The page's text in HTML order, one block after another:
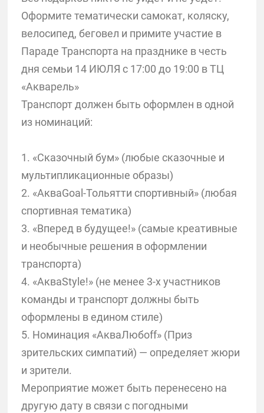
Оформите тематически самокат, коляску,
велосипед, беговел и примите участие в
Параде Транспорта на празднике в честь
дня семьи 14 ИЮЛЯ с 17:00 до 19:00 в ТЦ
«Акварель»
Транспорт должен быть оформлен в одной
из номинаций:
1. «Сказочный бум» (любые сказочные и
мультипликационные образы)
2. «АкваGoal-Тольятти спортивный» (любая
спортивная тематика)
3. «Вперед в будущее!» (самые креативные
и необычные решения в оформлении
транспорта)
4. «АкваStyle!» (не менее 3-х участников
команды и транспорт должны быть
оформлены в едином стиле)
5. Номинация «АкваЛюбоff» (Приз
зрительских симпатий) — определяет жюри
и зрители.
Мероприятие может быть перенесено на
другую дату в связи с погодными